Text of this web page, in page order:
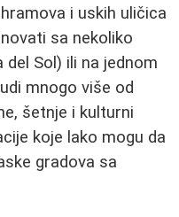
i uskih uličica
sa nekoliko
Sol) ili na jednom
mnogo više od
šetnje i kulturni
koje lako mogu da
gradova sa